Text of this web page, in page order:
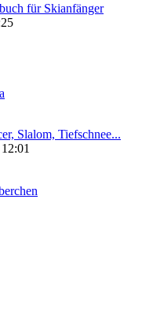
für Skianfänger
Slalom, Tiefschnee...